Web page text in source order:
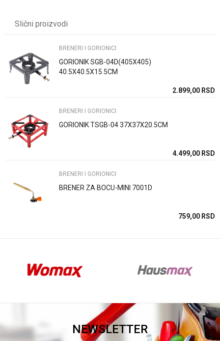
Težina specifikacija
WOMAX
Poruka
Anti-spam zaštita - izračunajte koliko je 2 + 3 :
Slični proizvodi
BRENERI I GORIONICI
GORIONIK SGB-04D(405X405)
40.5X40.5X15.5CM
2.899,00 RSD
BRENERI I GORIONICI
GORIONIK TSGB-04 37X37X20.5CM
4.499,00 RSD
BRENERI I GORIONICI
BRENER ZA BOCU-MINI 7001D
759,00 RSD
NEWSLETTER